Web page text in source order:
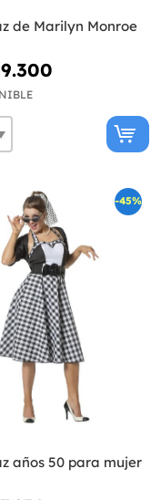
de Marilyn Monroe
-45%
años 50 para mujer